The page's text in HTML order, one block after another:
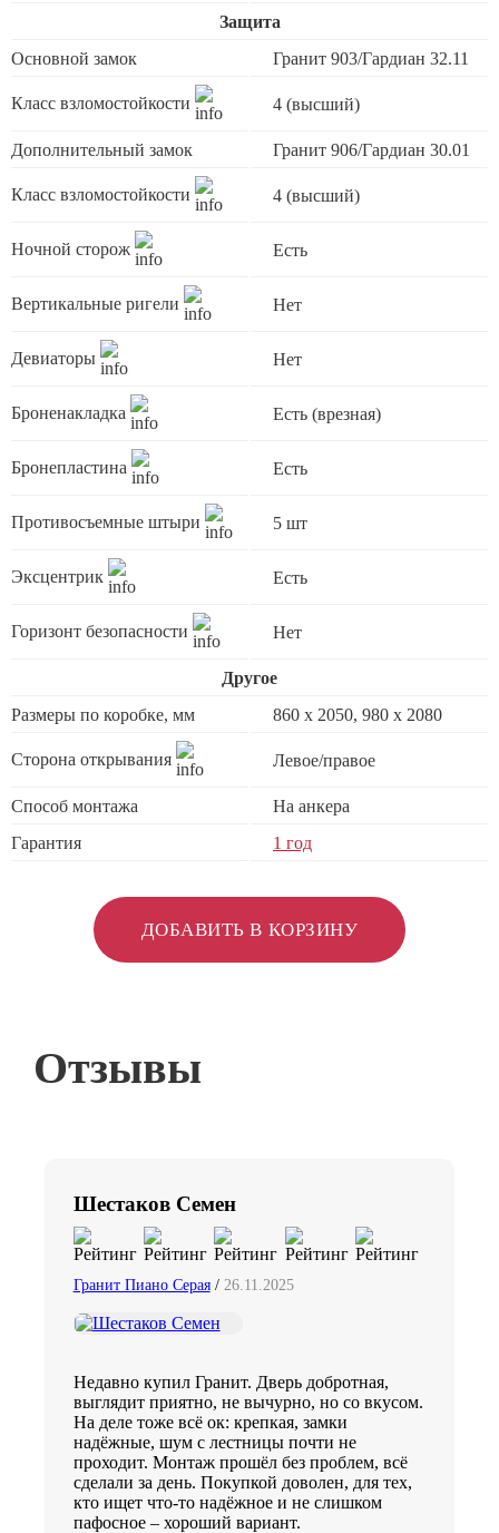
Защита
Основной замок
Гранит 903/Гардиан 32.11
Класс взломостойкости 4 (высший)
Дополнительный замок Гранит 906/Гардиан 30.01
Класс взломостойкости 4 (высший)
Ночной сторож Есть
Вертикальные ригели Нет
Девиаторы Нет
Броненакладка Есть (врезная)
Бронепластина Есть
Противосъемные штыри 5 шт
Эксцентрик Есть
Горизонт безопасности Нет
Другое
Размеры по коробке, мм
860 х 2050, 980 x 2080
Сторона открывания Левое/правое
Способ монтажа
На анкера
Гарантия
1 год
ДОБАВИТЬ В КОРЗИНУ
Отзывы
Шестаков Семен
Гранит Пиано Серая/ 26.11.2025
Недавно купил Гранит. Дверь добротная,
выглядит приятно, не вычурно, но со вкусом.
На деле тоже всё ок: крепкая, замки
надёжные, шум с лестницы почти не
проходит. Монтаж прошёл без проблем, всё
сделали за день. Покупкой доволен, для тех,
кто ищет что-то надёжное и не слишком
пафосное – хороший вариант.